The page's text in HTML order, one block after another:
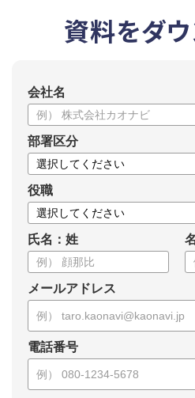
資料をダ
会社名
部署区分
役職
氏名：姓 名
メールアドレス
電話番号